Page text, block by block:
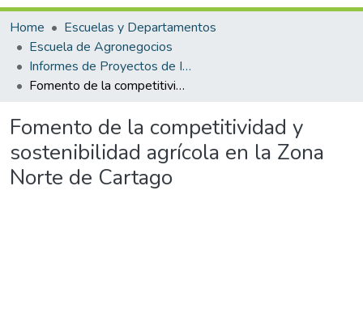
Home
Escuelas y Departamentos
Escuela de Agronegocios
Informes de Proyectos de Investigación
Fomento de la competitividad y sostenibilidad agrícola en la Zona Norte de Cartago
Fomento de la competitividad y
sostenibilidad agrícola en la Zona
Norte de Cartago